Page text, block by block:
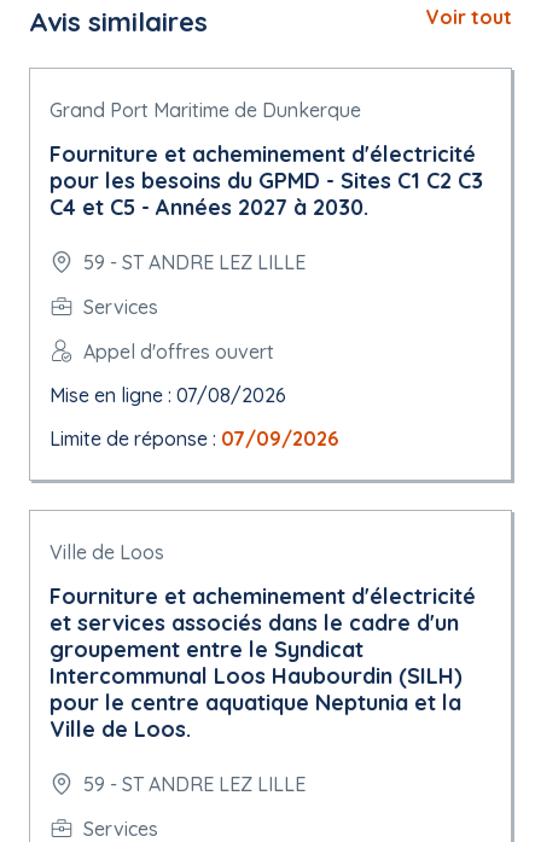
Avis similaires Voir tout
Grand Port Maritime de Dunkerque
Fourniture et acheminement d'électricité
pour les besoins du GPMD - Sites C1 C2 C3
C4 et C5 - Années 2027 à 2030.
59 - ST ANDRE LEZ LILLE
Services
Appel d'offres ouvert
Mise en ligne : 07/08/2026
Limite de réponse : 07/09/2026
Ville de Loos
Fourniture et acheminement d'électricité
et services associés dans le cadre d'un
groupement entre le Syndicat
Intercommunal Loos Haubourdin (SILH)
pour le centre aquatique Neptunia et la
Ville de Loos.
59 - ST ANDRE LEZ LILLE
Services